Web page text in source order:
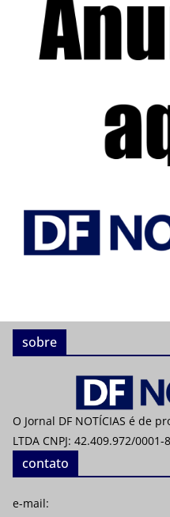
sobre
O Jornal DF NOTÍCIAS é de
LTDA CNPJ: 42.409.972/0001-
contato
e-mail: